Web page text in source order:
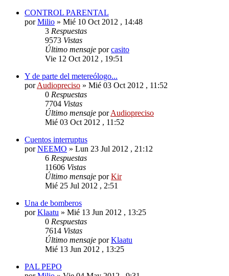
CONTROL PARENTAL
porMilio » Mié 10 Oct 2012 , 14:48
3 Respuestas
9573 Vistas
Último mensaje porcasito
Vie 12 Oct 2012 , 19:51
Y de parte del metereólogo...
porAudiopreciso » Mié 03 Oct 2012 , 11:52
0 Respuestas
7704 Vistas
Último mensaje porAudiopreciso
Mié 03 Oct 2012 , 11:52
Cuentos interruptus
porNEEMO » Lun 23 Jul 2012 , 21:12
6 Respuestas
11606 Vistas
Último mensaje porKir
Mié 25 Jul 2012 , 2:51
Una de bomberos
porKlaatu » Mié 13 Jun 2012 , 13:25
0 Respuestas
7614 Vistas
Último mensaje porKlaatu
Mié 13 Jun 2012 , 13:25
PAL PEPO